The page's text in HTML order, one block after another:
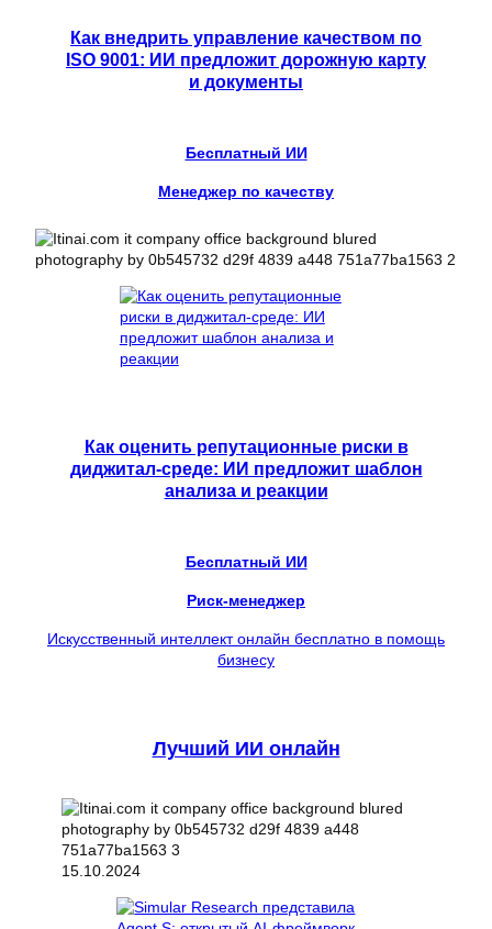
Как внедрить управление качеством по
ISO 9001: ИИ предложит дорожную карту
и документы
Бесплатный ИИ
Менеджер по качеству
Как оценить репутационные риски в
диджитал-среде: ИИ предложит шаблон
анализа и реакции
Бесплатный ИИ
Риск-менеджер
Искусственный интеллект онлайн бесплатно в помощь
бизнесу
Лучший ИИ онлайн
15.10.2024